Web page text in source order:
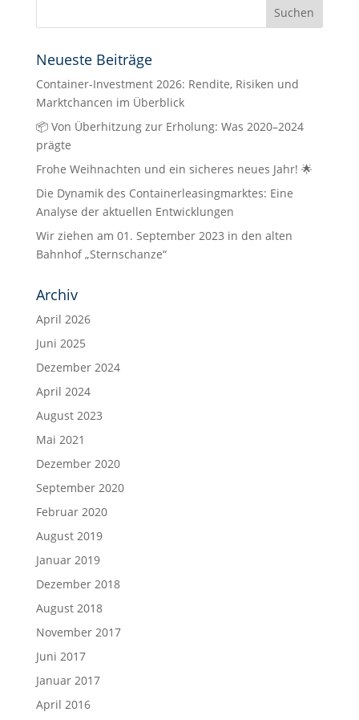
Neueste Beiträge
Container-Investment 2026: Rendite, Risiken und
Marktchancen im Überblick
📦 Von Überhitzung zur Erholung: Was 2020–2024
prägte
Frohe Weihnachten und ein sicheres neues Jahr! 🌟
Die Dynamik des Containerleasingmarktes: Eine
Analyse der aktuellen Entwicklungen
Wir ziehen am 01. September 2023 in den alten
Bahnhof „Sternschanze“
Archiv
April 2026
Juni 2025
Dezember 2024
April 2024
August 2023
Mai 2021
Dezember 2020
September 2020
Februar 2020
August 2019
Januar 2019
Dezember 2018
August 2018
November 2017
Juni 2017
Januar 2017
April 2016